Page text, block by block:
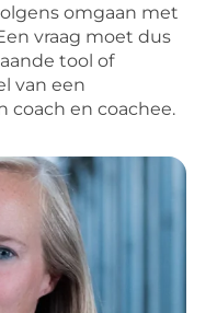
omgaan met
vraag moet dus
tool of
van een
coach en coachee.